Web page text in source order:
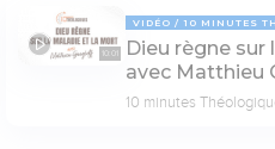
10:01
VIDÉO 10 MINUTES
Dieu règne
avec Matthieu
10 minutes